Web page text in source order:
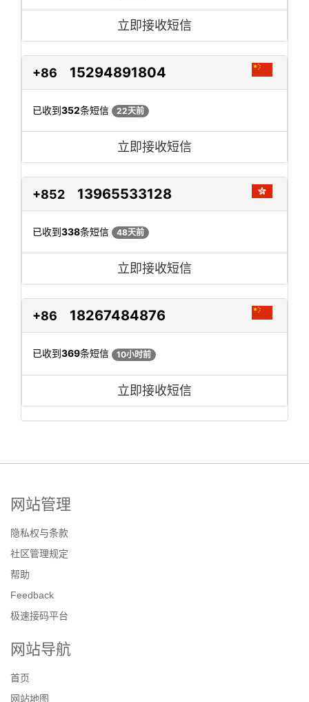
立即接收短信
+86 15294891804
已收到352条短信 22天前
立即接收短信
+852 13965533128
已收到338条短信 48天前
立即接收短信
+86 18267484876
已收到369条短信 10小时前
立即接收短信
网站管理
隐私权与条款
社区管理规定
帮助
Feedback
极速接码平台
网站导航
首页
网站地图